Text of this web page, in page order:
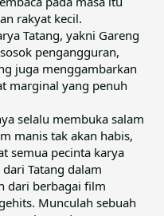
rakyat kecil.
Tatang, yakni Gareng
pengangguran,
juga menggambarkan
marginal yang penuh
selalu membuka salam
manis tak akan habis,
semua pecinta karya
Tatang dalam
dari berbagai film
Munculah sebuah